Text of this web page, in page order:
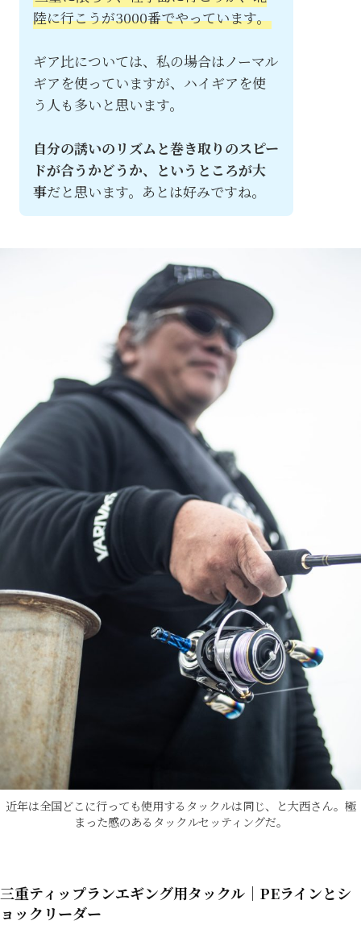
陸に行こうが3000番でやっています。
ギア比については、私の場合はノーマル
ギアを使っていますが、ハイギアを使
う人も多いと思います。
自分の誘いのリズムと巻き取りのスピー
ドが合うかどうか、というところが大
事だと思います。あとは好みですね。
近年は全国どこに行っても使用するタックルは同じ、と大西さん。極
まった感のあるタックルセッティングだ。
三重ティップランエギング用タックル｜PEラインとシ
ョックリーダー